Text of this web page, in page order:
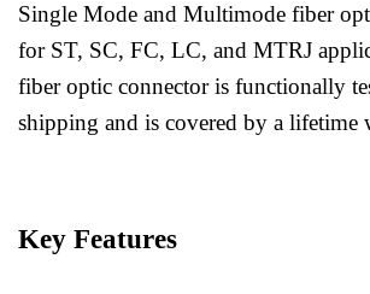
Single Mode and Multimode fiber
for ST, SC, FC, LC, and MTRJ
fiber optic connector is functionally
shipping and is covered by a lifetime
Key Features